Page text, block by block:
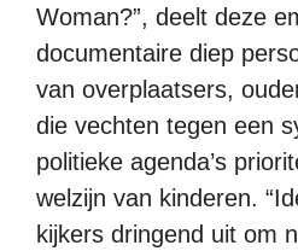
Woman?”, deelt deze
documentaire diep
van overplaatsers,
die vechten tegen een
politieke agenda’s
welzijn van kinderen.
kijkers dringend uit om